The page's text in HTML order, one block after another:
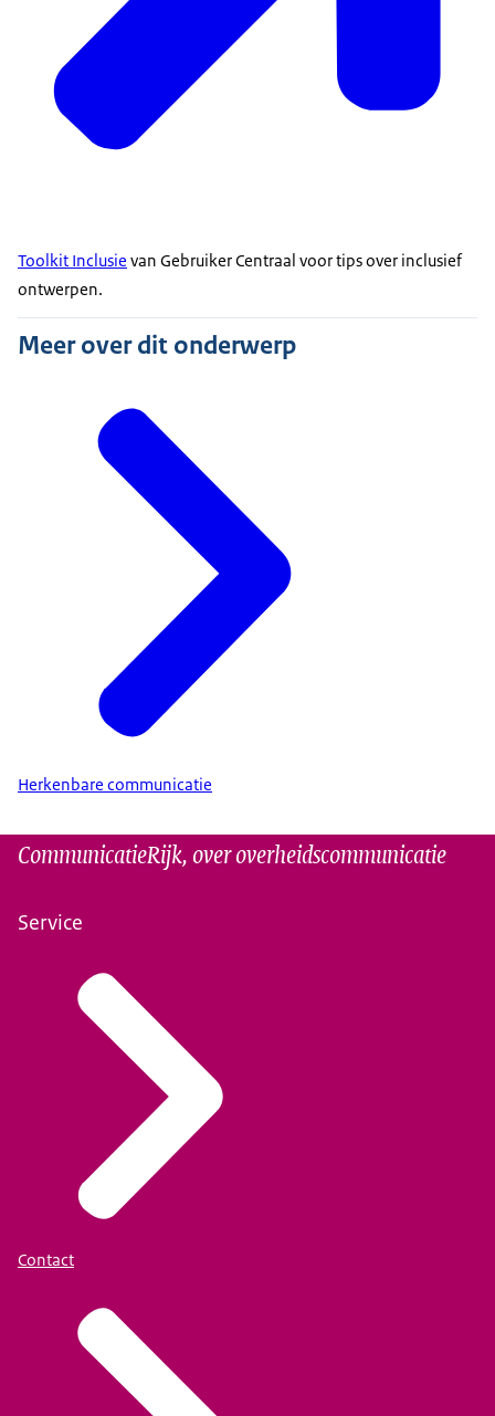
Toolkit Inclusie van Gebruiker Centraal voor tips over inclusief
ontwerpen.
Meer over dit onderwerp
Herkenbare communicatie
CommunicatieRijk, over overheidscommunicatie
Service
Contact